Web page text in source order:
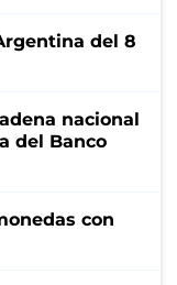
del 8
nacional
del Banco
con